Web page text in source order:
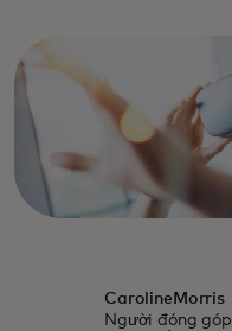
CarolineMorris
Người đóng góp